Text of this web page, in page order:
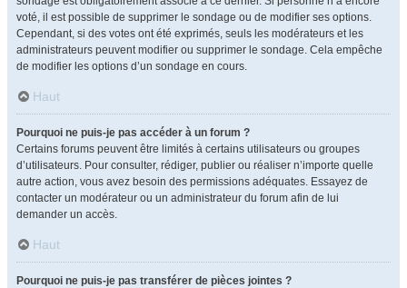
voté, il est possible de supprimer le sondage ou de modifier ses options.
Cependant, si des votes ont été exprimés, seuls les modérateurs et les
administrateurs peuvent modifier ou supprimer le sondage. Cela empêche
de modifier les options d’un sondage en cours.
Haut
Pourquoi ne puis-je pas accéder à un forum ?
Certains forums peuvent être limités à certains utilisateurs ou groupes
d’utilisateurs. Pour consulter, rédiger, publier ou réaliser n’importe quelle
autre action, vous avez besoin des permissions adéquates. Essayez de
contacter un modérateur ou un administrateur du forum afin de lui
demander un accès.
Haut
Pourquoi ne puis-je pas transférer de pièces jointes ?